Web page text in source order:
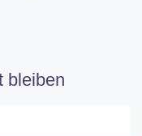
bleiben